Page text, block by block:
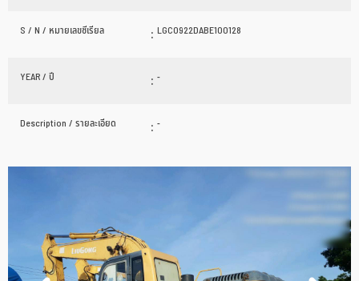
S / N / หมายเลขซีเรียล : LGC0922DABE100128
YEAR / ปี : -
Description / รายละเอียด : -